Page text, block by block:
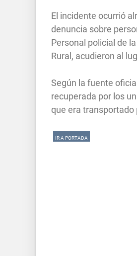
El incidente ocurrió
denuncia sobre
Personal policial de
Rural, acudieron al
Según la fuente
recuperada por los
que era transportado
IR A PORTADA